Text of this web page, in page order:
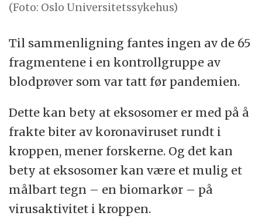
(Foto: Oslo Universitetssykehus)
Til sammenligning fantes ingen av de 65
fragmentene i en kontrollgruppe av
blodprøver som var tatt før pandemien.
Dette kan bety at eksosomer er med på å
frakte biter av koronaviruset rundt i
kroppen, mener forskerne. Og det kan
bety at eksosomer kan være et mulig et
målbart tegn – en biomarkør – på
virusaktivitet i kroppen.